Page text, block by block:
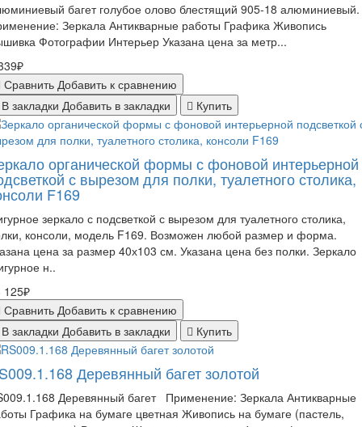
багет голубое олово блестящий 905-18 алюминиевый.
Зеркала Антикварные работы Графика Живопись
Фотографии Интерьер Указана цена за метр...
Сравнить Добавить к сравнению
закладки Добавить в закладки Купить
органической формы с фоновой интерьерной
с вырезом для полки, туалетного столика,
F169
зеркало с подсветкой с вырезом для туалетного столика,
консоли, модель F169. Возможен любой размер и форма.
цена за размер 40х103 см. Указана цена без полки. Зеркало
н..
125₽
Сравнить Добавить к сравнению
закладки Добавить в закладки Купить
Деревянный багет золотой
Деревянный багет Применение: Зеркала Антикварные
Графика на бумаге цветная Живопись на бумаге (пастель,